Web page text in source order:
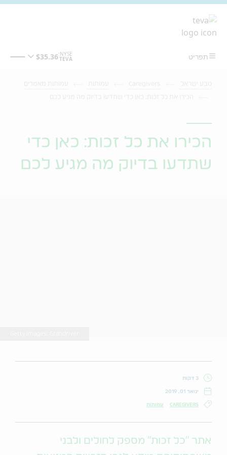
הכירו את כל זכות: כאן כדי
שתדעו בדיוק מה מגיע לכם
3 דקות
ינואר 01, 2019
CAREGIVERS עמותות
אתר "כל זכות" מספק לחולים ולבני